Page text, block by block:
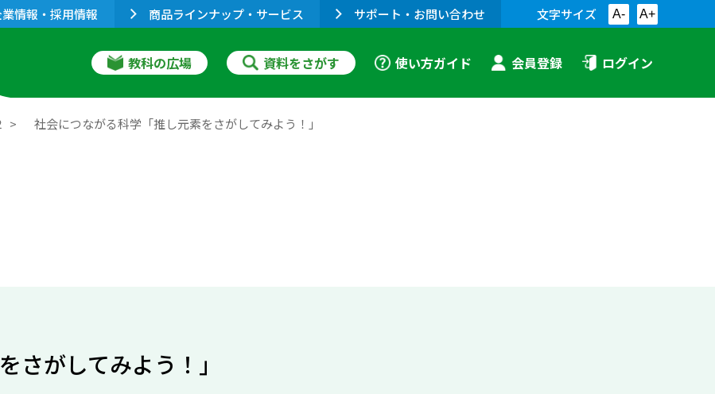
情報・採用情報 商品ラインナップ・サービス サポート・お問い合わせ 文字サイズ A- A+
教科の広場 資料をさがす 使い方ガイド 会員登録 ログイン
社会につながる科学「推し元素をさがしてみよう！」
さがしてみよう！」